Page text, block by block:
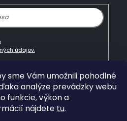
sme Vám umožnili pohodlné
analýze prevádzky webu
funkcie, výkon a
nájdete tu.
údajov.
vedec.sk
. Všetky práva